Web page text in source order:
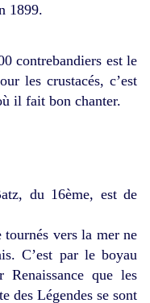
1899.
contrebandiers est le
les crustacés, c’est
il fait bon chanter.
du 16ème, est de
tournés vers la mer ne
C’est par le boyau
que les
des Légendes se sont